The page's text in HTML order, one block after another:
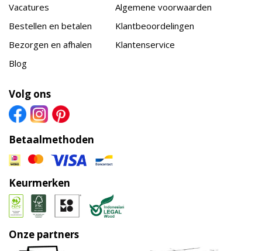
Vacatures
Bestellen en betalen
Bezorgen en afhalen
Blog
Algemene voorwaarden
Klantbeoordelingen
Klantenservice
Volg ons
Betaalmethoden
Keurmerken
Onze partners